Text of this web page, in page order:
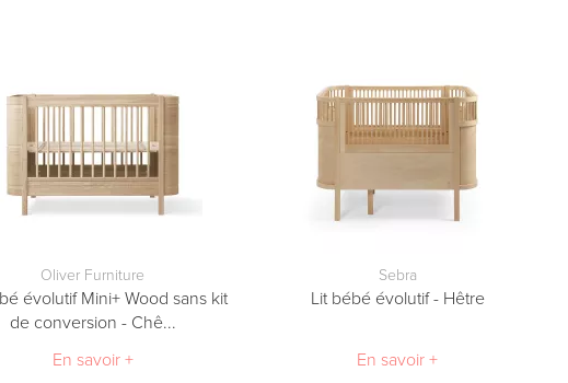
Oliver Furniture
évolutif Mini+ Wood sans kit
de conversion - Chê...
En savoir +
Sebra
Lit bébé évolutif - Hêtre
En savoir +